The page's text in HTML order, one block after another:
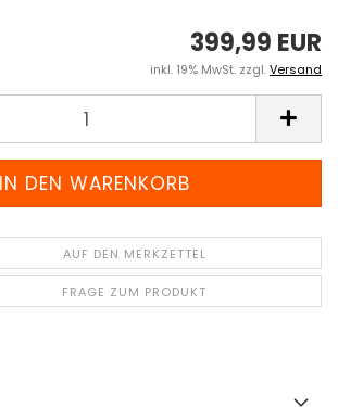
399,99 EUR
inkl. 19% MwSt. zzgl.Versand
AUF DEN MERKZETTEL
FRAGE ZUM PRODUKT